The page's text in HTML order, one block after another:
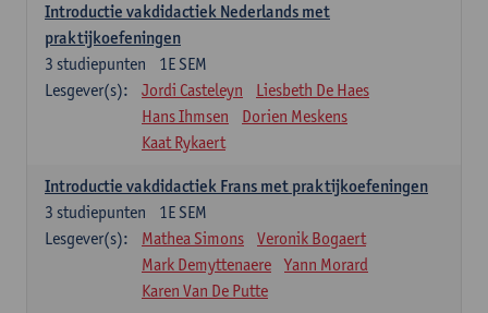
Introductie vakdidactiek Nederlands met
praktijkoefeningen
1E SEM
3 studiepunten
Lesgever(s):
Jordi Casteleyn
Liesbeth De Haes
Hans Ihmsen
Dorien Meskens
Kaat Rykaert
Introductie vakdidactiek Frans met praktijkoefeningen
1E SEM
3 studiepunten
Lesgever(s):
Mathea Simons
Veronik Bogaert
Mark Demyttenaere
Yann Morard
Karen Van De Putte